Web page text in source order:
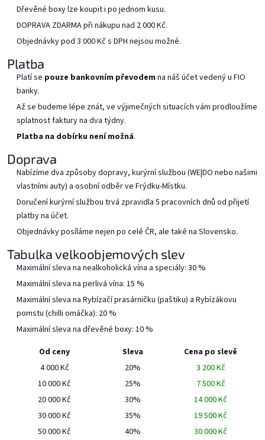
Vyrobíme, doručíme do 7
prac. dnů
Add to cart Add to cart
Červený Rybízák v bag in
boxu 20l
Vyrobíme, doručíme do 7
prac. dnů
Add to cart
Bílý Rybízák v bag in boxu
20l
Add to cart
Meruňák v bag in boxu 20l
In stock on September
23rd.
Grepička v bag in boxu 20l
Vyrobíme, doručíme do 7
prac. dnů
Dřevěné boxy lze koupit i po jednom kusu.
DOPRAVA ZDARMA při nákupu nad 2 000 Kč.
Objednávky pod 3 000 Kč s DPH nejsou možné.
Platba
Platí se pouze bankovním převodem na náš účet vedený u FIO
banky.
Až se budeme lépe znát, ve výjimečných situacích vám prodloužíme
splatnost faktury na dva týdny.
Platba na dobírku není možná.
Doprava
Nabízíme dva způsoby dopravy, kurýrní službou (WE|DO nebo našimi
vlastními auty) a osobní odběr ve Frýdku-Místku.
Doručení kurýrní službou trvá zpravidla 5 pracovních dnů od přijetí
platby na účet.
Objednávky posíláme nejen po celé ČR, ale také na Slovensko.
Tabulka velkoobjemových slev
Maximální sleva na nealkoholická vína a speciály: 30 %
Maximální sleva na perlivá vína: 15 %
Maximální sleva na Rybízačí prasárničku (paštiku) a Rybízákovu
pomstu (chilli omáčka): 20 %
Maximální sleva na dřevěné boxy: 10 %
Od ceny
Sleva
Cena po slevě
4 000 Kč
20%
3 200 Kč
10 000 Kč
25%
7 500 Kč
20 000 Kč
30%
14 000 Kč
30 000 Kč
35%
19 500 Kč
50 000 Kč
40% 30 000 Kč